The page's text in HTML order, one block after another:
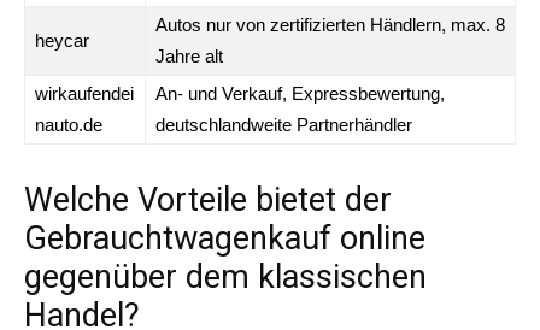
heycar
Autos nur von zertifizierten Händlern, max. 8
Jahre alt
wirkaufendei
nauto.de
An- und Verkauf, Expressbewertung,
deutschlandweite Partnerhändler
Welche Vorteile bietet der
Gebrauchtwagenkauf online
gegenüber dem klassischen
Handel?